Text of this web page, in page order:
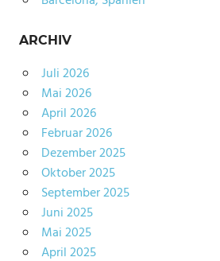
ARCHIV
Juli 2026
Mai 2026
April 2026
Februar 2026
Dezember 2025
Oktober 2025
September 2025
Juni 2025
Mai 2025
April 2025